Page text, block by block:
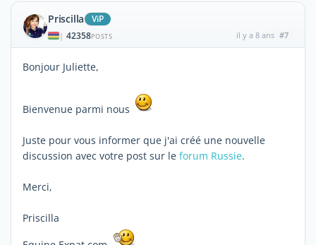
Priscilla ViP
| 42358POSTS il y a 8 ans #7
Bonjour Juliette,
Bienvenue parmi nous
Juste pour vous informer que j'ai créé une nouvelle
discussion avec votre post sur le forum Russie.
Merci,
Priscilla